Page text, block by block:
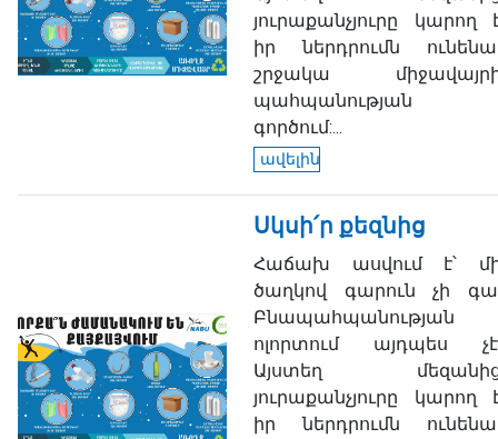
յուրաքանչյուրը կարող
իր ներդրումն
շրջակա
պահպանության
գործում:...
ավելին
Սկսի՛ր քեզնից
Հաճախ ասվում է՝
ծաղկով գարուն չի
Բնապահպանության
ոլորտում այդպես
Այստեղ
յուրաքանչյուրը կարող
իր ներդրումն